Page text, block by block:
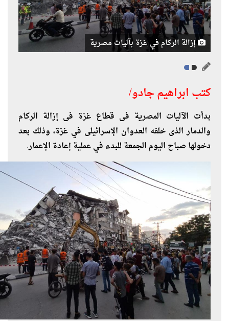
إزالة الركام في غزة بآليات مصرية
كتب ابراهيم جادو/
بدأت الآليات المصرية فى قطاع غزة فى إزالة الركام
والدمار الذى خلفه العدوان الإسرائيلى في غزة، وذلك بعد
دخولها صباح اليوم الجمعة للبدء في عملية إعادة الإعمار.